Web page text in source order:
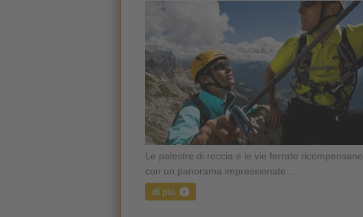
Le palestre di roccia e le vie ferrate ricompensano
con un panorama impressionate ...
di più